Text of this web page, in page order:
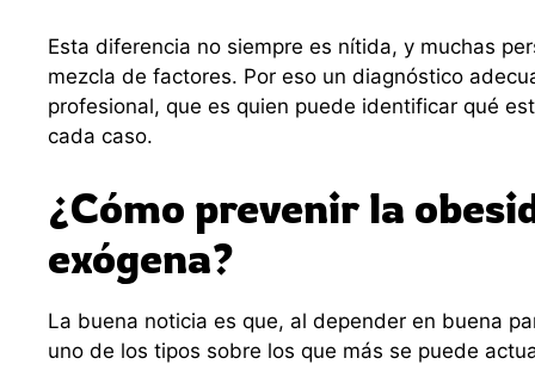
Esta diferencia no siempre es nítida, y muchas
mezcla de factores. Por eso un diagnóstico
profesional, que es quien puede identificar qué
cada caso.
¿Cómo prevenir la
exógena?
La buena noticia es que, al depender en buena
uno de los tipos sobre los que más se puede